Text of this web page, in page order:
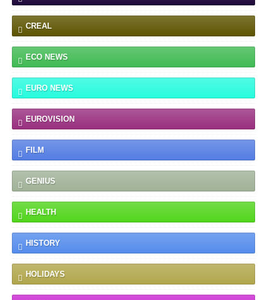
CREAL
ECO NEWS
EURO NEWS
EUROVISION
FILM
GENIUS
HEALTH
HISTORY
HOLIDAYS